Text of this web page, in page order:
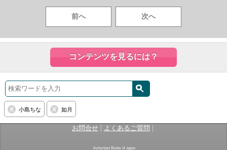
前へ 次へ
コンテンツを見るには？
小島ちな 如月
お問合せ| よくあるご質問 |